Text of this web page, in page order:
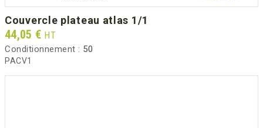
couvercle plateau atlas 1/1
Prix
44,05 € HT
Conditionnement : 50
PACV1